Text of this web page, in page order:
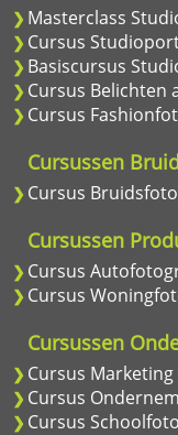
Masterclass
Cursus
Basiscursus
Cursus Belichten
Cursus
Cursussen
Cursus
Cursussen
Cursus
Cursus
Cursussen
Cursus
Cursus
Cursus